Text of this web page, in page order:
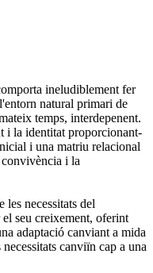
ineludiblement fer
natural primari de
temps, interdepenent.
i la identitat proporcionant-
i una matriu relacional
convivència i la
les necessitats del
seu creixement, oferint
adaptació canviant a mida
canviïn cap a una